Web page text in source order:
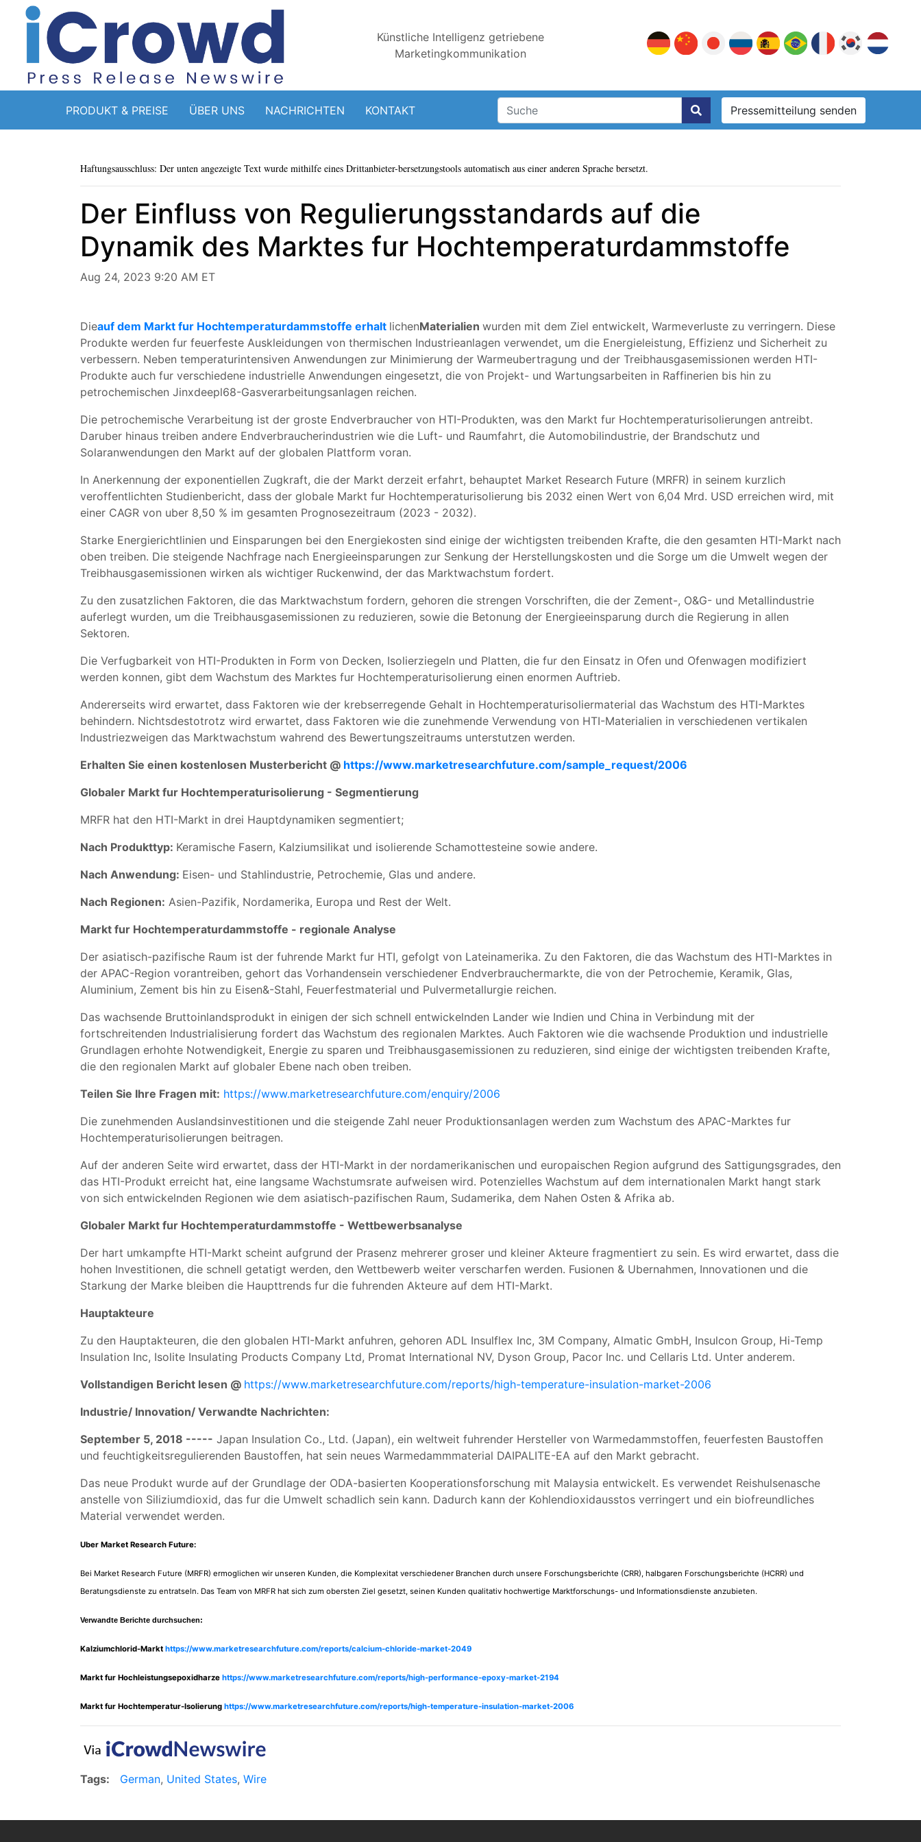
Künstliche Intelligenz getriebene
Marketingkommunikation
PRODUKT & PREISE ÜBER UNS NACHRICHTEN KONTAKT Pressemitteilung senden
Haftungsausschluss: Der unten angezeigte Text wurde mithilfe eines Drittanbieter-bersetzungstools automatisch aus einer anderen Sprache bersetzt.
Der Einfluss von Regulierungsstandards auf die
Dynamik des Marktes fur Hochtemperaturdammstoffe
Aug 24, 2023 9:20 AM ET
Dieauf dem Markt fur Hochtemperaturdammstoffe erhalt lichenMaterialien wurden mit dem Ziel entwickelt, Warmeverluste zu verringern. Diese
Produkte werden fur feuerfeste Auskleidungen von thermischen Industrieanlagen verwendet, um die Energieleistung, Effizienz und Sicherheit zu
verbessern. Neben temperaturintensiven Anwendungen zur Minimierung der Warmeubertragung und der Treibhausgasemissionen werden HTI-
Produkte auch fur verschiedene industrielle Anwendungen eingesetzt, die von Projekt- und Wartungsarbeiten in Raffinerien bis hin zu
petrochemischen Jinxdeepl68-Gasverarbeitungsanlagen reichen.
Die petrochemische Verarbeitung ist der groste Endverbraucher von HTI-Produkten, was den Markt fur Hochtemperaturisolierungen antreibt.
Daruber hinaus treiben andere Endverbraucherindustrien wie die Luft- und Raumfahrt, die Automobilindustrie, der Brandschutz und
Solaranwendungen den Markt auf der globalen Plattform voran.
In Anerkennung der exponentiellen Zugkraft, die der Markt derzeit erfahrt, behauptet Market Research Future (MRFR) in seinem kurzlich
veroffentlichten Studienbericht, dass der globale Markt fur Hochtemperaturisolierung bis 2032 einen Wert von 6,04 Mrd. USD erreichen wird, mit
einer CAGR von uber 8,50 % im gesamten Prognosezeitraum (2023 - 2032).
Starke Energierichtlinien und Einsparungen bei den Energiekosten sind einige der wichtigsten treibenden Krafte, die den gesamten HTI-Markt nach
oben treiben. Die steigende Nachfrage nach Energieeinsparungen zur Senkung der Herstellungskosten und die Sorge um die Umwelt wegen der
Treibhausgasemissionen wirken als wichtiger Ruckenwind, der das Marktwachstum fordert.
Zu den zusatzlichen Faktoren, die das Marktwachstum fordern, gehoren die strengen Vorschriften, die der Zement-, O&G- und Metallindustrie
auferlegt wurden, um die Treibhausgasemissionen zu reduzieren, sowie die Betonung der Energieeinsparung durch die Regierung in allen
Sektoren.
Die Verfugbarkeit von HTI-Produkten in Form von Decken, Isolierziegeln und Platten, die fur den Einsatz in Ofen und Ofenwagen modifiziert
werden konnen, gibt dem Wachstum des Marktes fur Hochtemperaturisolierung einen enormen Auftrieb.
Andererseits wird erwartet, dass Faktoren wie der krebserregende Gehalt in Hochtemperaturisoliermaterial das Wachstum des HTI-Marktes
behindern. Nichtsdestotrotz wird erwartet, dass Faktoren wie die zunehmende Verwendung von HTI-Materialien in verschiedenen vertikalen
Industriezweigen das Marktwachstum wahrend des Bewertungszeitraums unterstutzen werden.
Erhalten Sie einen kostenlosen Musterbericht @ https://www.marketresearchfuture.com/sample_request/2006
Globaler Markt fur Hochtemperaturisolierung - Segmentierung
MRFR hat den HTI-Markt in drei Hauptdynamiken segmentiert;
Nach Produkttyp: Keramische Fasern, Kalziumsilikat und isolierende Schamottesteine sowie andere.
Nach Anwendung: Eisen- und Stahlindustrie, Petrochemie, Glas und andere.
Nach Regionen: Asien-Pazifik, Nordamerika, Europa und Rest der Welt.
Markt fur Hochtemperaturdammstoffe - regionale Analyse
Der asiatisch-pazifische Raum ist der fuhrende Markt fur HTI, gefolgt von Lateinamerika. Zu den Faktoren, die das Wachstum des HTI-Marktes in
der APAC-Region vorantreiben, gehort das Vorhandensein verschiedener Endverbrauchermarkte, die von der Petrochemie, Keramik, Glas,
Aluminium, Zement bis hin zu Eisen&-Stahl, Feuerfestmaterial und Pulvermetallurgie reichen.
Das wachsende Bruttoinlandsprodukt in einigen der sich schnell entwickelnden Lander wie Indien und China in Verbindung mit der
fortschreitenden Industrialisierung fordert das Wachstum des regionalen Marktes. Auch Faktoren wie die wachsende Produktion und industrielle
Grundlagen erhohte Notwendigkeit, Energie zu sparen und Treibhausgasemissionen zu reduzieren, sind einige der wichtigsten treibenden Krafte,
die den regionalen Markt auf globaler Ebene nach oben treiben.
Teilen Sie Ihre Fragen mit: https://www.marketresearchfuture.com/enquiry/2006
Die zunehmenden Auslandsinvestitionen und die steigende Zahl neuer Produktionsanlagen werden zum Wachstum des APAC-Marktes fur
Hochtemperaturisolierungen beitragen.
Auf der anderen Seite wird erwartet, dass der HTI-Markt in der nordamerikanischen und europaischen Region aufgrund des Sattigungsgrades, den
das HTI-Produkt erreicht hat, eine langsame Wachstumsrate aufweisen wird. Potenzielles Wachstum auf dem internationalen Markt hangt stark
von sich entwickelnden Regionen wie dem asiatisch-pazifischen Raum, Sudamerika, dem Nahen Osten & Afrika ab.
Globaler Markt fur Hochtemperaturdammstoffe - Wettbewerbsanalyse
Der hart umkampfte HTI-Markt scheint aufgrund der Prasenz mehrerer groser und kleiner Akteure fragmentiert zu sein. Es wird erwartet, dass die
hohen Investitionen, die schnell getatigt werden, den Wettbewerb weiter verscharfen werden. Fusionen & Ubernahmen, Innovationen und die
Starkung der Marke bleiben die Haupttrends fur die fuhrenden Akteure auf dem HTI-Markt.
Hauptakteure
Zu den Hauptakteuren, die den globalen HTI-Markt anfuhren, gehoren ADL Insulflex Inc, 3M Company, Almatic GmbH, Insulcon Group, Hi-Temp
Insulation Inc, Isolite Insulating Products Company Ltd, Promat International NV, Dyson Group, Pacor Inc. und Cellaris Ltd. Unter anderem.
Vollstandigen Bericht lesen @ https://www.marketresearchfuture.com/reports/high-temperature-insulation-market-2006
Industrie/ Innovation/ Verwandte Nachrichten:
September 5, 2018 ----- Japan Insulation Co., Ltd. (Japan), ein weltweit fuhrender Hersteller von Warmedammstoffen, feuerfesten Baustoffen
und feuchtigkeitsregulierenden Baustoffen, hat sein neues Warmedammmaterial DAIPALITE-EA auf den Markt gebracht.
Das neue Produkt wurde auf der Grundlage der ODA-basierten Kooperationsforschung mit Malaysia entwickelt. Es verwendet Reishulsenasche
anstelle von Siliziumdioxid, das fur die Umwelt schadlich sein kann. Dadurch kann der Kohlendioxidausstos verringert und ein biofreundliches
Material verwendet werden.
Uber Market Research Future:
Bei Market Research Future (MRFR) ermoglichen wir unseren Kunden, die Komplexitat verschiedener Branchen durch unsere Forschungsberichte (CRR), halbgaren Forschungsberichte (HCRR) und
Beratungsdienste zu entratseln. Das Team von MRFR hat sich zum obersten Ziel gesetzt, seinen Kunden qualitativ hochwertige Marktforschungs- und Informationsdienste anzubieten.
Verwandte Berichte durchsuchen:
Kalziumchlorid-Markt https://www.marketresearchfuture.com/reports/calcium-chloride-market-2049
Markt fur Hochleistungsepoxidharze https://www.marketresearchfuture.com/reports/high-performance-epoxy-market-2194
Markt fur Hochtemperatur-Isolierung https://www.marketresearchfuture.com/reports/high-temperature-insulation-market-2006
Tags: German, United States, Wire